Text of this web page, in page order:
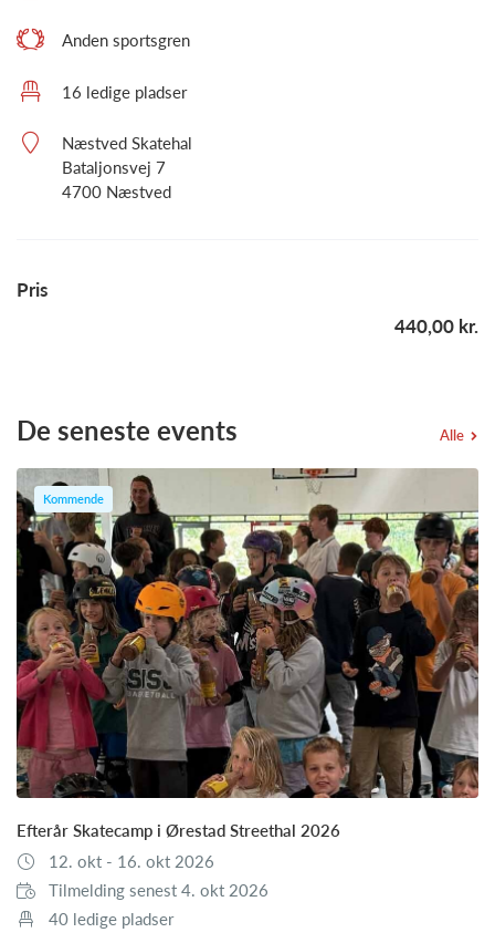
Anden sportsgren
16 ledige pladser
Næstved Skatehal
Bataljonsvej 7
4700 Næstved
Pris
440,00 kr.
De seneste events Alle
Kommende
Efterår Skatecamp i Ørestad Streethal 2026
12. okt - 16. okt 2026
Tilmelding senest 4. okt 2026
40 ledige pladser